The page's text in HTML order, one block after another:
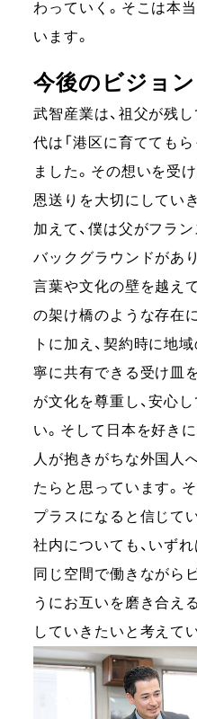
わっていく。そこは本
います。
今後のビジョン
武智産業は、祖父が残
代は「港区に育ててもら
ました。その想いを受
恩送りを大切にしてい
加えて、僕は父がフラ
バックグラウンドがあ
言葉や文化の壁を越え
の架け橋のような存在
トに加え、契約時に地
寧に共有できる受け皿
が文化を尊重し、安心
い。そして日本を好き
人が抱きがちな外国人
たらと思っています。
プラスになると信じてい
社内についても、いず
同じ空間で働きながら
うにお互いを磨き合え
していきたいと考えてい